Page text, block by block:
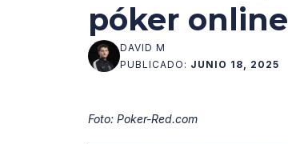
póker online
DAVID M
PUBLICADO: JUNIO 18, 2025
Foto: Poker-Red.com